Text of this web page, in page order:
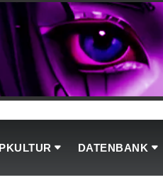
DATENBANK